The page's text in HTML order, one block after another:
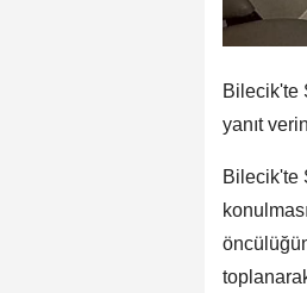
Bilecik'te
yanıt
Bilecik'te